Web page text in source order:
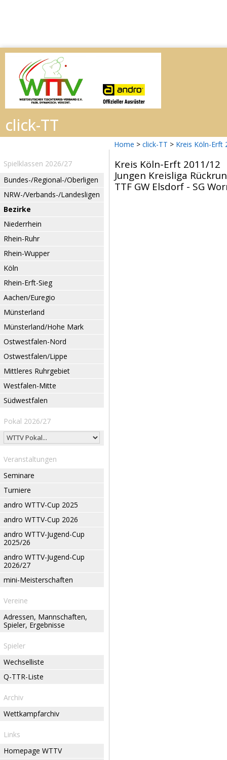
Home > click-TT > Kreis Köln-Erft
Spielklassen 2026/27
Bundes-/Regional-/Oberligen
NRW-/Verbands-/Landesligen
Bezirke
Niederrhein
Rhein-Ruhr
Rhein-Wupper
Köln
Rhein-Erft-Sieg
Aachen/Euregio
Münsterland
Münsterland/Hohe Mark
Ostwestfalen-Nord
Ostwestfalen/Lippe
Mittleres Ruhrgebiet
Westfalen-Mitte
Südwestfalen
Pokal 2026/27
Veranstaltungen
Seminare
Turniere
andro WTTV-Cup 2025
andro WTTV-Cup 2026
andro WTTV-Jugend-Cup
2025/26
andro WTTV-Jugend-Cup
2026/27
mini-Meisterschaften
Vereine
Adressen, Mannschaften,
Spieler, Ergebnisse
Spieler
Wechselliste
Q-TTR-Liste
Archiv
Wettkampfarchiv
Links
Homepage WTTV
Kreis Köln-Erft 2011/12
Jungen Kreisliga
TTF GW Elsdorf - SG